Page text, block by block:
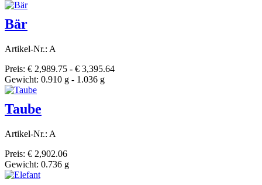
Bär
Artikel-Nr.: A
Preis: € 2,989.75 - € 3,395.64
Gewicht: 0.910 g - 1.036 g
Taube
Artikel-Nr.: A
Preis: € 2,902.06
Gewicht: 0.736 g